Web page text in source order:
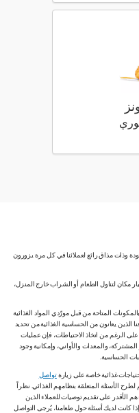
173 كيلو سعرة حرارية
وذات مذاق رائع لعملائنا في كل مرة يزورون
مكان لتناول الطعام أو الشراب خارج المنزل،
المتاحة من قبل مورّدي المواد الغذائية
الذين يعانون من الحساسية الغذائية من تحديد
الرغم من اتخاذ الاحتياطات، فإن عمليات
والمعدات والأواني، وإمكانية وجود
الحساسية.
غذائية خاصة على زيارةتواصل
الأسئلة المتعلقة بنظامهم الغذائي. نظراً
الأقدر على تقديم توصيات للعملاء الذين
كانت لديك أسئلة حول طعامنا، يُرجى التواصل